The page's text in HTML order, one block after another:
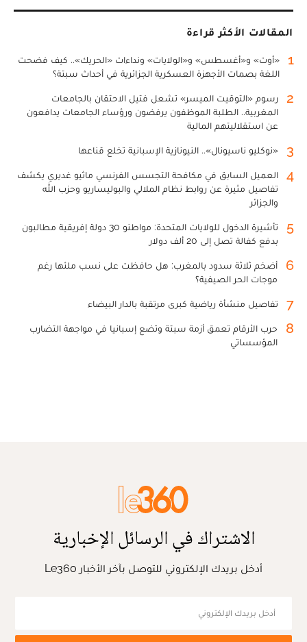
المقالات الأكثر قراءة
1
«أوت» و«أغسطس» و«الولايات» ونداءات «الحريك».. كيف فضحت
اللغة بصمات الأجهزة العسكرية الجزائرية في أحداث سبتة؟
2
رسوم «التوقيت الميسر» تشعل فتيل الاحتقان بالجامعات
المغربية.. الطلبة الموظفون يرفضون ورؤساء الجامعات يدافعون
عن استقلاليتهم المالية
3 «نوكليو ناسيونال».. النيونازية الإسبانية تخلع قناعها
4
العميل السابق في مكافحة التجسس الفرنسي ماثيو غديري يكشف
تفاصيل مثيرة عن روابط نظام الملالي والبوليساريو وحزب الله
والجزائر
5
تأشيرة الدخول للولايات المتحدة: مواطنو 30 دولة إفريقية مطالبون
بدفع كفالة تصل إلى 20 ألف دولار
6
أضخم ثلاثة سدود بالمغرب: هل حافظت على نسب ملئها رغم
موجات الحر الصيفية؟
7 تفاصيل منشأة رياضية كبرى مرتقبة بالدار البيضاء
8
حرب الأرقام تعمق أزمة سبتة وتضع إسبانيا في مواجهة التضارب
المؤسساتي
الاشتراك في الرسائل الإخبارية
أدخل بريدك الإلكتروني للتوصل بآخر الأخبار Le360